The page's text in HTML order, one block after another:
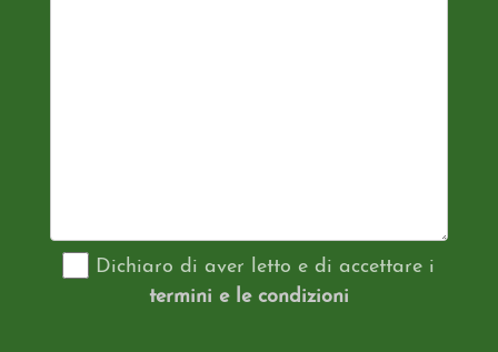
Dichiaro di aver letto e di accettare i
termini e le condizioni